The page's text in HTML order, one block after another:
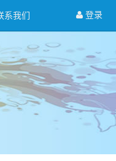
登录
系我们